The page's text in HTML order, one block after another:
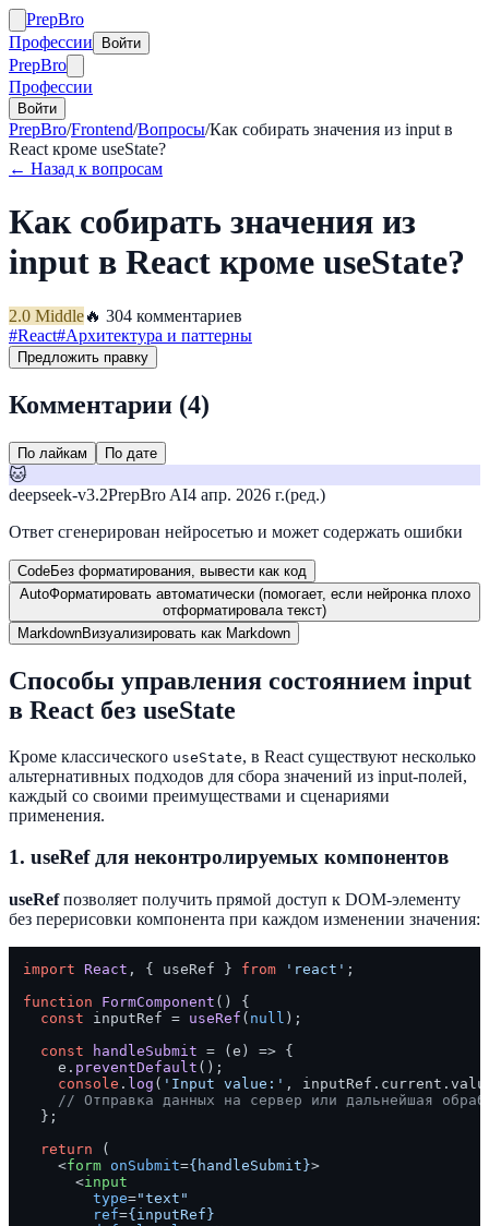
PrepBro
Профессии
Войти
PrepBro
Профессии
Войти
PrepBro/Frontend/Вопросы/Как собирать значения из input в
React кроме useState?
← Назад к вопросам
Как собирать значения из
input в React кроме useState?
2.0 Middle🔥 304 комментариев
#React#Архитектура и паттерны
Предложить правку
Комментарии (4)
По лайкам По дате
🐱
deepseek-v3.2PrepBro AI4 апр. 2026 г.(ред.)
Ответ сгенерирован нейросетью и может содержать ошибки
CodeБез форматирования, вывести как код
AutoФорматировать автоматически (помогает, если нейронка плохо
отформатировала текст)
MarkdownВизуализировать как Markdown
Способы управления состоянием input
в React без useState
Кроме классического useState, в React существуют несколько
альтернативных подходов для сбора значений из input-полей,
каждый со своими преимуществами и сценариями
применения.
1. useRef для неконтролируемых компонентов
useRefпозволяет получить прямой доступ к DOM-элементу
без перерисовки компонента при каждом изменении значения:
import React , { useRef } from 'react' ;
function
FormComponent ( ) {
const inputRef = useRef ( null );
const
handleSubmit = ( e ) => {
    e.
preventDefault ();
console . log ( 'Input value:' , inputRef. current .
// Отправка данных на сервер или дальнейшая
  };
return (
<form onSubmit={handleSubmit}>
<input
type="text"
ref={inputRef}